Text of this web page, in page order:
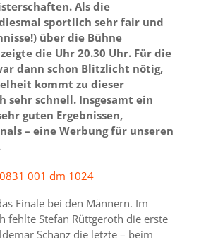
Als die
sportlich sehr fair und
über die Bühne
die Uhr 20.30 Uhr. Für die
dann schon Blitzlicht nötig,
kommt zu dieser
sehr schnell. Insgesamt ein
guten Ergebnissen,
– eine Werbung für unseren
Finale bei den Männern. Im
fehlte Stefan Rüttgeroth die erste
Schanz die letzte – beim